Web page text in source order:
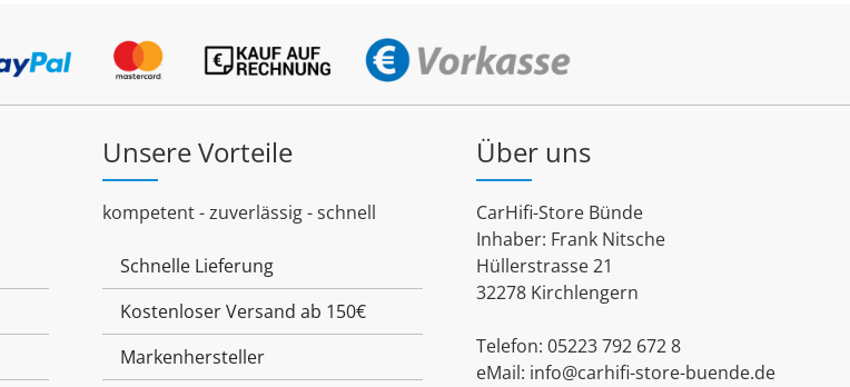
Unsere Vorteile
kompetent - zuverlässig - schnell
Schnelle Lieferung
Kostenloser Versand ab 150€
Markenhersteller
Über uns
CarHifi-Store Bünde
Inhaber: Frank Nitsche
Hüllerstrasse 21
32278 Kirchlengern
Telefon: 05223 792 672 8
eMail: info@carhifi-store-buende.de